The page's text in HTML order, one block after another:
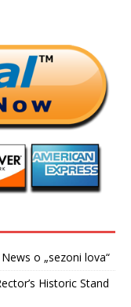
o „sezoni lova“
Historic Stand